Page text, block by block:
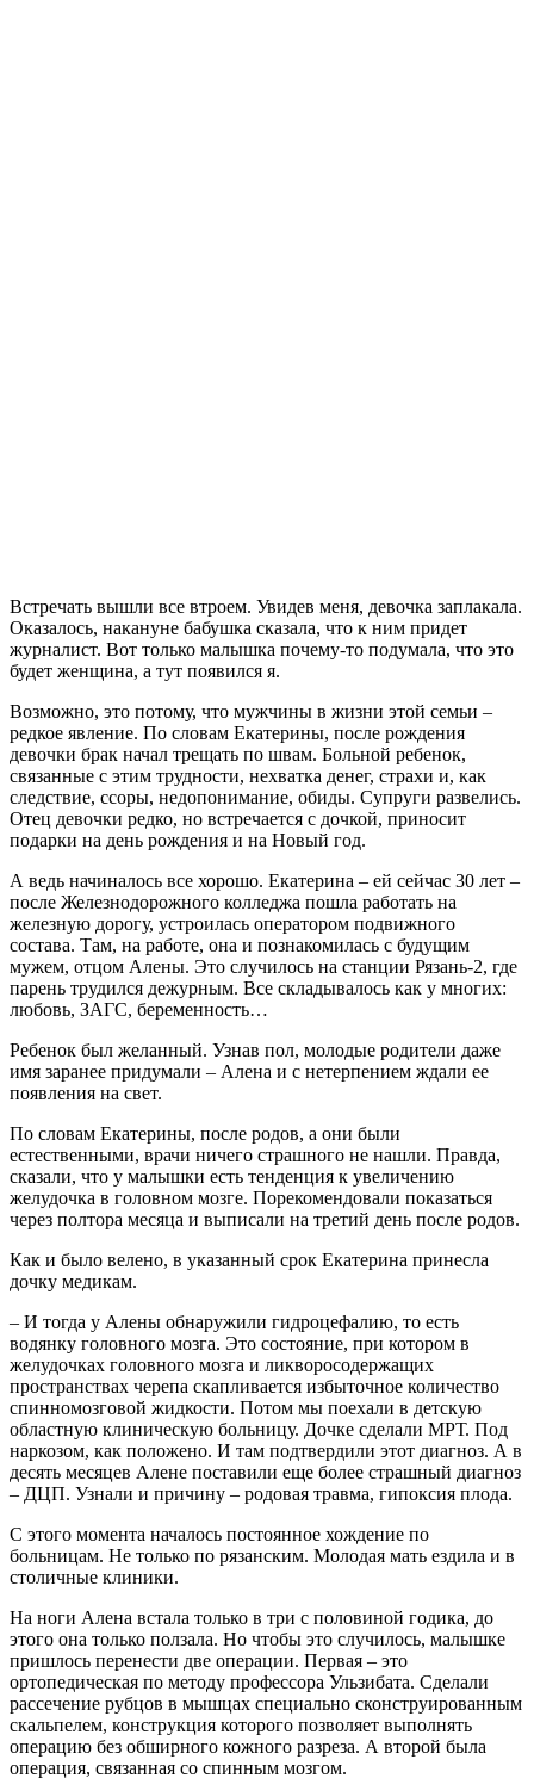
Встречать вышли все втроем. Увидев меня, девочка заплакала.
Оказалось, накануне бабушка сказала, что к ним придет
журналист. Вот только малышка почему-то подумала, что это
будет женщина, а тут появился я.
Возможно, это потому, что мужчины в жизни этой семьи –
редкое явление. По словам Екатерины, после рождения
девочки брак начал трещать по швам. Больной ребенок,
связанные с этим трудности, нехватка денег, страхи и, как
следствие, ссоры, недопонимание, обиды. Супруги развелись.
Отец девочки редко, но встречается с дочкой, приносит
подарки на день рождения и на Новый год.
А ведь начиналось все хорошо. Екатерина – ей сейчас 30 лет –
после Железнодорожного колледжа пошла работать на
железную дорогу, устроилась оператором подвижного
состава. Там, на работе, она и познакомилась с будущим
мужем, отцом Алены. Это случилось на станции Рязань-2, где
парень трудился дежурным. Все складывалось как у многих:
любовь, ЗАГС, беременность…
Ребенок был желанный. Узнав пол, молодые родители даже
имя заранее придумали – Алена и с нетерпением ждали ее
появления на свет.
По словам Екатерины, после родов, а они были
естественными, врачи ничего страшного не нашли. Правда,
сказали, что у малышки есть тенденция к увеличению
желудочка в головном мозге. Порекомендовали показаться
через полтора месяца и выписали на третий день после родов.
Как и было велено, в указанный срок Екатерина принесла
дочку медикам.
– И тогда у Алены обнаружили гидроцефалию, то есть
водянку головного мозга. Это состояние, при котором в
желудочках головного мозга и ликворосодержащих
пространствах черепа скапливается избыточное количество
спинномозговой жидкости. Потом мы поехали в детскую
областную клиническую больницу. Дочке сделали МРТ. Под
наркозом, как положено. И там подтвердили этот диагноз. А в
десять месяцев Алене поставили еще более страшный диагноз
– ДЦП. Узнали и причину – родовая травма, гипоксия плода.
С этого момента началось постоянное хождение по
больницам. Не только по рязанским. Молодая мать ездила и в
столичные клиники.
На ноги Алена встала только в три с половиной годика, до
этого она только ползала. Но чтобы это случилось, малышке
пришлось перенести две операции. Первая – это
ортопедическая по методу профессора Ульзибата. Сделали
рассечение рубцов в мышцах специально сконструированным
скальпелем, конструкция которого позволяет выполнять
операцию без обширного кожного разреза. А второй была
операция, связанная со спинным мозгом.